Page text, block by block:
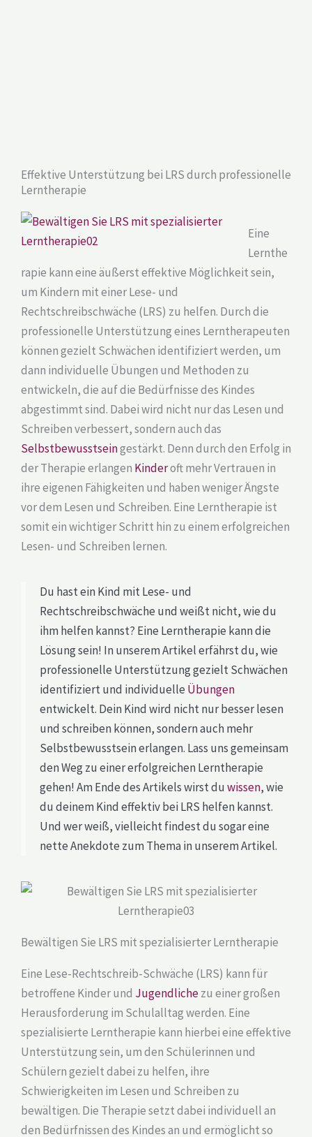
Effektive Unterstützung bei LRS durch professionelle
Lerntherapie
Eine
Lernthe
rapie kann eine äußerst effektive Möglichkeit sein,
um Kindern mit einer Lese- und
Rechtschreibschwäche (LRS) zu helfen. Durch die
professionelle Unterstützung eines Lerntherapeuten
können gezielt Schwächen identifiziert werden, um
dann individuelle Übungen und Methoden zu
entwickeln, die auf die Bedürfnisse des Kindes
abgestimmt sind. Dabei wird nicht nur das Lesen und
Schreiben verbessert, sondern auch das
Selbstbewusstseingestärkt. Denn durch den Erfolg in
der Therapie erlangen Kinderoft mehr Vertrauen in
ihre eigenen Fähigkeiten und haben weniger Ängste
vor dem Lesen und Schreiben. Eine Lerntherapie ist
somit ein wichtiger Schritt hin zu einem erfolgreichen
Lesen- und Schreiben lernen.
Du hast ein Kind mit Lese- und
Rechtschreibschwäche und weißt nicht, wie du
ihm helfen kannst? Eine Lerntherapie kann die
Lösung sein! In unserem Artikel erfährst du, wie
professionelle Unterstützung gezielt Schwächen
identifiziert und individuelle Übungen
entwickelt. Dein Kind wird nicht nur besser lesen
und schreiben können, sondern auch mehr
Selbstbewusstsein erlangen. Lass uns gemeinsam
den Weg zu einer erfolgreichen Lerntherapie
gehen! Am Ende des Artikels wirst du wissen, wie
du deinem Kind effektiv bei LRS helfen kannst.
Und wer weiß, vielleicht findest du sogar eine
nette Anekdote zum Thema in unserem Artikel.
Bewältigen Sie LRS mit spezialisierter Lerntherapie
Eine Lese-Rechtschreib-Schwäche (LRS) kann für
betroffene Kinder und Jugendlichezu einer großen
Herausforderung im Schulalltag werden. Eine
spezialisierte Lerntherapie kann hierbei eine effektive
Unterstützung sein, um den Schülerinnen und
Schülern gezielt dabei zu helfen, ihre
Schwierigkeiten im Lesen und Schreiben zu
bewältigen. Die Therapie setzt dabei individuell an
den Bedürfnissen des Kindes an und ermöglicht so